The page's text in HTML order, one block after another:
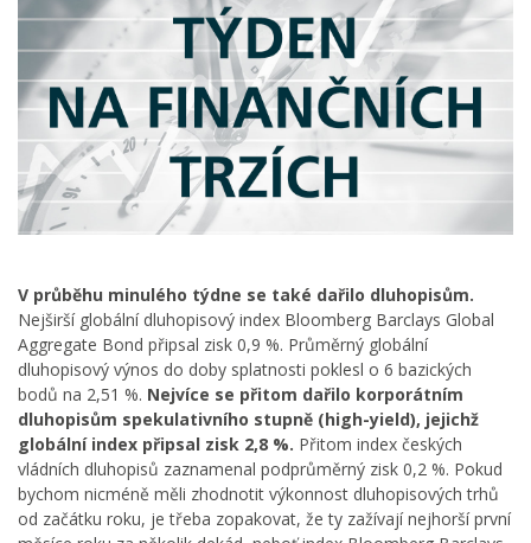
V průběhu minulého týdne se také dařilo dluhopisům.
Nejširší globální dluhopisový index Bloomberg Barclays Global
Aggregate Bond připsal zisk 0,9 %. Průměrný globální
dluhopisový výnos do doby splatnosti poklesl o 6 bazických
bodů na 2,51 %. Nejvíce se přitom dařilo korporátním
dluhopisům spekulativního stupně (high-yield), jejichž
globální index připsal zisk 2,8 %. Přitom index českých
vládních dluhopisů zaznamenal podprůměrný zisk 0,2 %. Pokud
bychom nicméně měli zhodnotit výkonnost dluhopisových trhů
od začátku roku, je třeba zopakovat, že ty zažívají nejhorší první